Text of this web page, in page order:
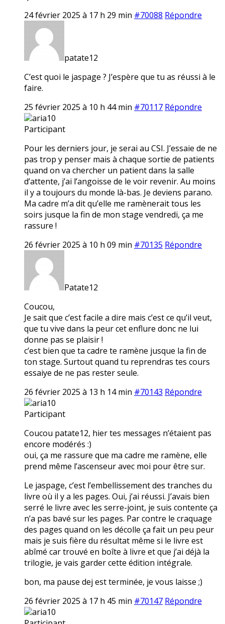
24 février 2025 à 17 h 29 min #70088 Répondre
patate12
C’est quoi le jaspage ? J’espère que tu as réussi à le
faire.
25 février 2025 à 10 h 44 min #70117 Répondre
aria10
Participant
Pour les derniers jour, je serai au CSI. J’essaie de ne
pas trop y penser mais à chaque sortie de patients
quand on va chercher un patient dans la salle
d’attente, j’ai l’angoisse de le voir revenir. Au moins
il y a toujours du monde là-bas. Je deviens parano.
Ma cadre m’a dit qu’elle me ramènerait tous les
soirs jusque la fin de mon stage vendredi, ça me
rassure !
26 février 2025 à 10 h 09 min #70135 Répondre
Patate12
Coucou,
Je sait que c’est facile a dire mais c’est ce qu’il veut,
que tu vive dans la peur cet enflure donc ne lui
donne pas se plaisir !
c’est bien que ta cadre te ramène jusque la fin de
ton stage. Surtout quand tu reprendras tes cours
essaiye de ne pas rester seule.
26 février 2025 à 13 h 14 min #70143 Répondre
aria10
Participant
Coucou patate12, hier tes messages n’étaient pas
encore modérés :)
oui, ça me rassure que ma cadre me ramène, elle
prend même l’ascenseur avec moi pour être sur.
Le jaspage, c’est l’embellissement des tranches du
livre où il y a les pages. Oui, j’ai réussi. J’avais bien
serré le livre avec les serre-joint, je suis contente ça
n’a pas bavé sur les pages. Par contre le craquage
des pages quand on les décolle ça fait un peu peur
mais je suis fière du résultat même si le livre est
abîmé car trouvé en boîte à livre et que j’ai déjà la
trilogie, je vais garder cette édition intégrale.
bon, ma pause dej est terminée, je vous laisse ;)
26 février 2025 à 17 h 45 min #70147 Répondre
aria10